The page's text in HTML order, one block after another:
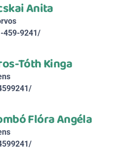
Anita
459-9241/
Tóth Kinga
Flóra Angéla